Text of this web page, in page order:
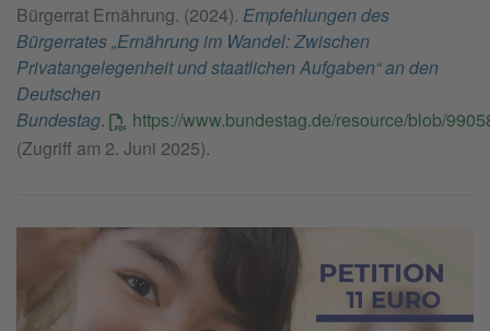
Bürgerrat Ernährung. (2024). Empfehlungen des
Bürgerrates „Ernährung im Wandel: Zwischen
Privatangelegenheit und staatlichen Aufgaben“ an den
Deutschen
Bundestag.
https://www.bundestag.de/resource/blob/
(Zugriff am 2. Juni 2025).